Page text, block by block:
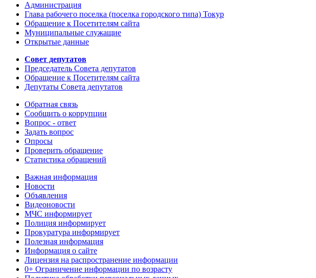
Администрация
Глава рабочего поселка (поселка городского типа) Токур
Обращение к Посетителям сайта
Муниципальные служащие
Открытые данные
Совет депутатов
Председатель Совета депутатов
Обращение к Посетителям сайта
Депутаты Совета депутатов
Обратная связь
Сообщить о коррупции
Вопрос - ответ
Задать вопрос
Опросы
Проверить обращение
Статистика обращений
Важная информация
Новости
Объявления
Видеоновости
МЧС информирует
Полиция информирует
Прокуратура информирует
Полезная информация
Информация о сайте
Лицензия на распространение информации
0+ Ограничение информации по возрасту